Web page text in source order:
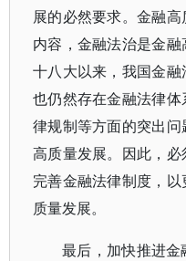
展的必然要求。金融
内容，金融法治是金
十八大以来，我国金
也仍然存在金融法律
律规制等方面的突出
高质量发展。因此，
完善金融法律制度，
质量发展。
最后，加快推进